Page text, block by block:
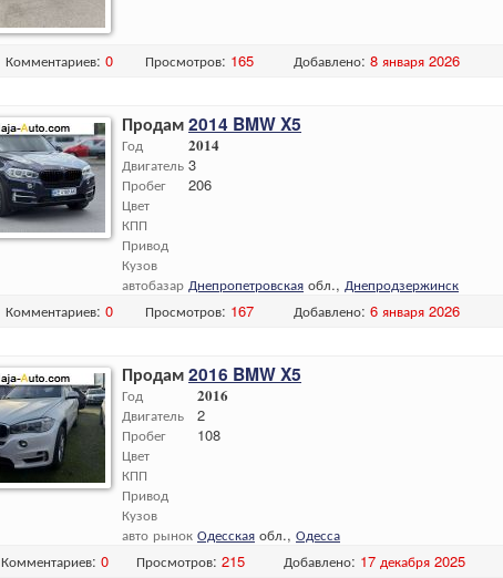
Комментариев: 0 Просмотров: 165 Добавлено: 8 января 2026
Продам2014 BMW X5
Год
Двигатель
Пробег
Цвет
КПП
Привод
Кузов
автобазар
2014
3
206
Днепропетровская обл., Днепродзержинск
Комментариев: 0 Просмотров: 167 Добавлено: 6 января 2026
Продам2016 BMW X5
Год
Двигатель
Пробег
Цвет
КПП
Привод
Кузов
авто рынок
2016
2
108
Одесская обл., Одесса
Комментариев: 0 Просмотров: 215 Добавлено: 17 декабря 2025